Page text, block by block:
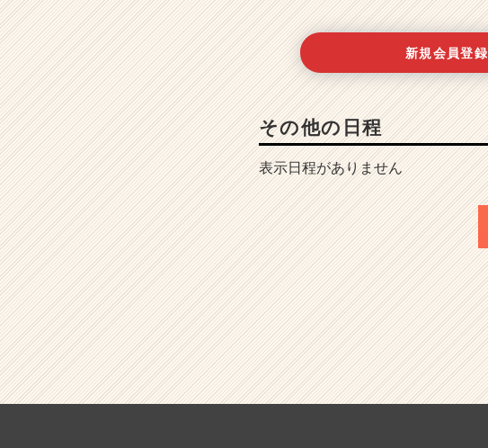
新規会員登録
その他の日程
表示日程がありません